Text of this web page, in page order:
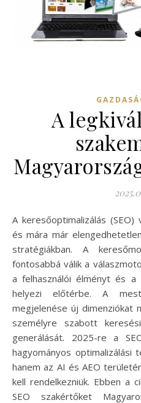
A
A keresőoptimalizálás (SEO) világa folyamatosan változik,
és mára már
stratégiákban. A
fontosabbá válik a
a felhasználói élményt és a
helyezi előtérbe. A
megjelenése új
személyre szabott
generálását. 2025-re a
hagyományos optimalizálási
hanem az AI és AEO
kell rendelkezniük. Ebben a
SEO szakértőket